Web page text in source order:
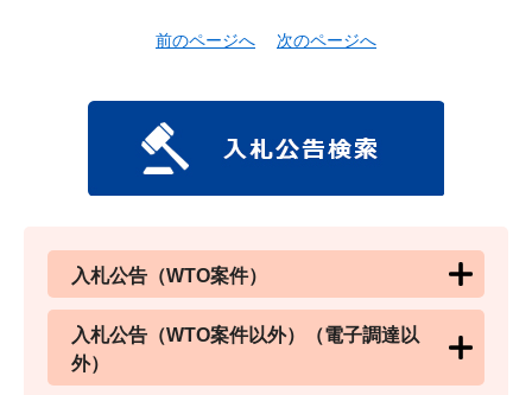
前のページへ 次のページへ
入札公告（WTO案件）
入札公告（WTO案件以外）（電子調達以
外）